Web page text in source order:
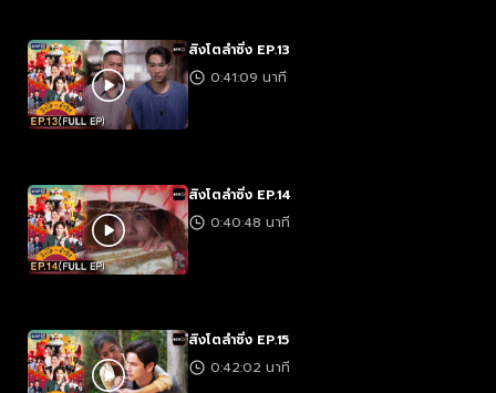
สิงโตลำซิ่ง EP.13
0:41:09 นาที
สิงโตลำซิ่ง EP.14
0:40:48 นาที
สิงโตลำซิ่ง EP.15
0:42:02 นาที